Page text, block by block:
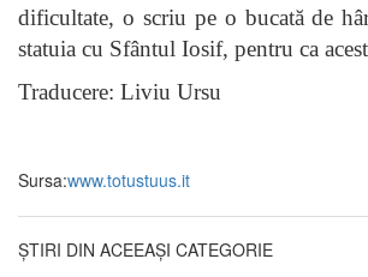
dificultate, o scriu pe o bucată de
statuia cu Sfântul Iosif, pentru ca
Traducere: Liviu Ursu
Sursa:www.totustuus.it
ȘTIRI DIN ACEEAȘI CATEGORIE